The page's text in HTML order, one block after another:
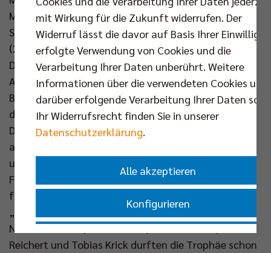
Mal in fünf Jahren heißt der Gegner im Pokalfinale
SWD powervolleys Düren. Aus früheren Finalduellen
(2020 und 2023) ist mit Michael Andrei nur noch ein
Dürener verblieben. Dazu kann Coach Christophe
Achten Finalerfahrung vorweisen. 2021 stand der
Belgier mit den Netzhoppers im Endspiel, leider
damals vor leeren Rängen. Auf Berliner Seite ist
Daniel Malescha einsame Spitze, was seine Auftritte
am Neckar angeht. Er spielte vor vier Jahren an Ort
und Stelle gegen Achten und konnte damals jubeln.
Fünfmal stand der 30-Jährige insgesamt im Finale,
fünfmal gewann er es. Das brachte ihm den Namen
„Mr. Mannheim“ ein. Doch auch Adam Kowalski,
Nehemiah Mote, Hannes Tille, Ruben Schott, Moritz
Reichert und Tobias Krick durften die Trophäe schon
mit Wirkung für die Zukunft widerrufen. Der
Widerruf lässt die davor auf Basis Ihrer
erfolgte Verwendung von Cookies und die
Verarbeitung Ihrer Daten unberührt. Weitere
Informationen über die verwendeten Cookies und
darüber erfolgende Verarbeitung Ihrer Daten
Ihr Widerrufsrecht finden Sie in unserer
Datenschutzerklärung.
Alle akzeptieren
Konfigurieren
Nur essenzielle Cookies akzeptieren